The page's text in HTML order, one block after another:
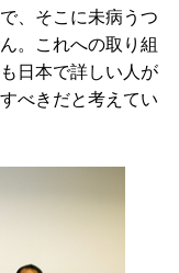
、そこに未病うつ
。これへの取り組
日本で詳しい人が
べきだと考えてい